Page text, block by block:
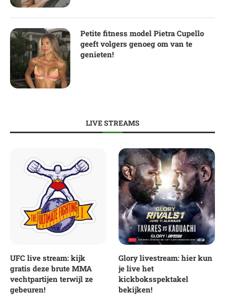
Petite fitness model Pietra Cupello
geeft volgers genoeg om van te
genieten!
LIVE STREAMS
UFC live stream: kijk
gratis deze brute MMA
vechtpartijen terwijl ze
gebeuren!
Glory livestream: hier kun
je live het
kickboksspektakel
bekijken!